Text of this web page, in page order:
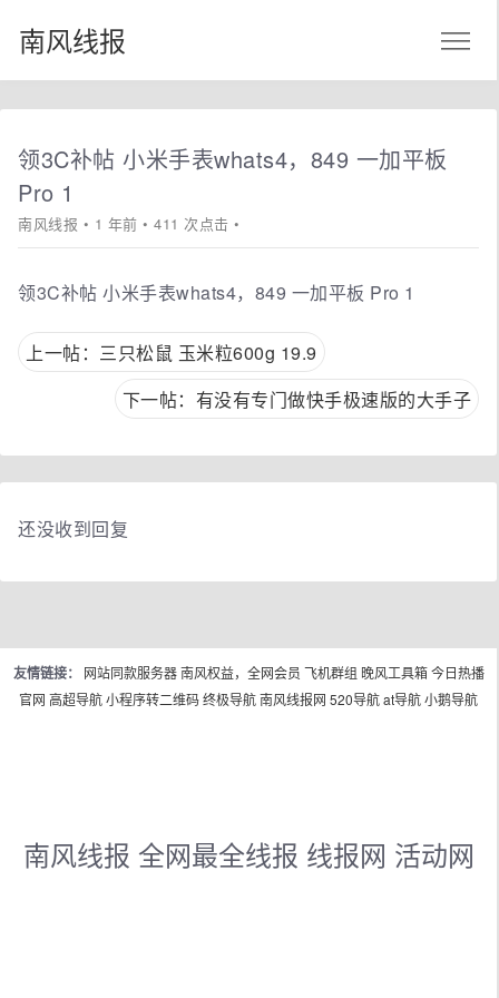
南风线报
领3C补帖 小米手表whats4，849 一加平板
Pro 1
南风线报 • 1 年前 • 411 次点击 •
领3C补帖 小米手表whats4，849 一加平板 Pro 1
上一帖：三只松鼠 玉米粒600g 19.9
下一帖：有没有专门做快手极速版的大手子
还没收到回复
友情链接： 网站同款服务器 南风权益，全网会员 飞机群组 晚风工具箱 今日热播
官网 高超导航小程序转二维码终极导航南风线报网 520导航at导航小鹅导航
南风线报 全网最全线报 线报网 活动网